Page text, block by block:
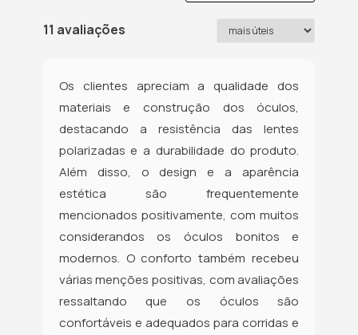
11 avaliações
Os clientes apreciam a qualidade dos
materiais e construção dos óculos,
destacando a resistência das lentes
polarizadas e a durabilidade do produto.
Além disso, o design e a aparência
estética são frequentemente
mencionados positivamente, com muitos
considerandos os óculos bonitos e
modernos. O conforto também recebeu
várias menções positivas, com avaliações
ressaltando que os óculos são
confortáveis e adequados para corridas e